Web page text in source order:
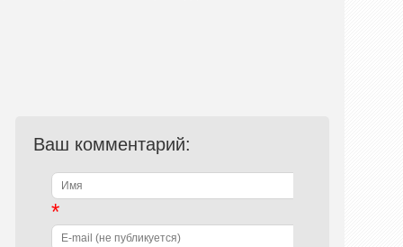
Ваш комментарий:
*